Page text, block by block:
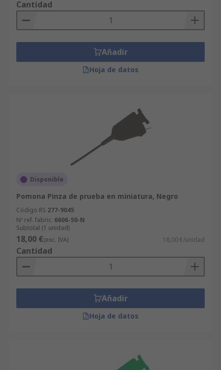
eléctricas en pocos clics.
Soporte técnico gratuito y personalizado
para asesorarte con criterio profesional.
Más de 70 años de experiencia
Presencia en más de 160 países
diseñadas para
satisfacer todas tus necesidades con entrega
rápida y garantía de calidad. Además, aprovecha
ofertas, descuentos y promociones
exclusivos. ¡Todos nuestros equipos cuentan con
el sello de calidad de RS!
Cantidad
Añadir
Hoja de datos
Disponible
Pomona Pinza de prueba en miniatura, Negro
Código RS 277-9045
Nº ref. fabric. 6606-50-N
Subtotal (1 unidad)
18,00 €(exc. IVA) 18,00 €/unidad
Cantidad
Añadir
Hoja de datos